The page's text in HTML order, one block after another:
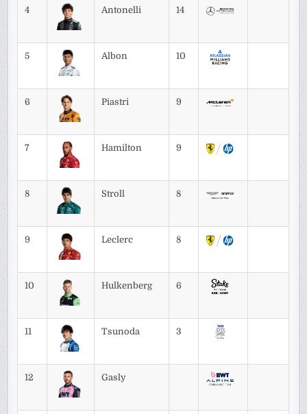
4 Antonelli 14
5 Albon 10
6 Piastri 9
7 Hamilton 9
8 Stroll 8
9 Leclerc 8
10 Hulkenberg 6
11 Tsunoda 3
12 Gasly